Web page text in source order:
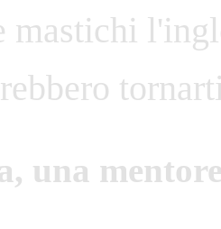
mastichi
una